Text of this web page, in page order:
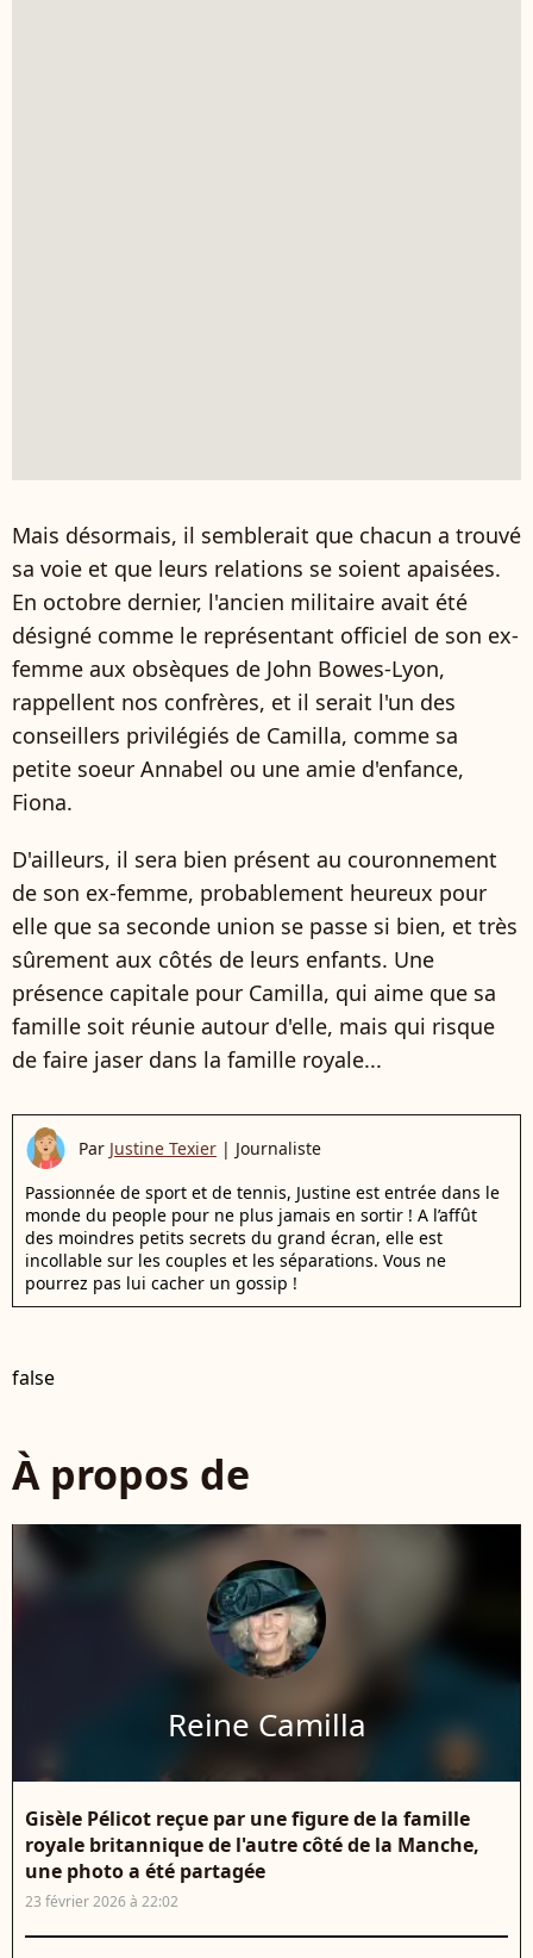
Mais désormais, il semblerait que chacun a trouvé
sa voie et que leurs relations se soient apaisées.
En octobre dernier, l'ancien militaire avait été
désigné comme le représentant officiel de son ex-
femme aux obsèques de John Bowes-Lyon,
rappellent nos confrères, et il serait l'un des
conseillers privilégiés de Camilla, comme sa
petite soeur Annabel ou une amie d'enfance,
Fiona.
D'ailleurs, il sera bien présent au couronnement
de son ex-femme, probablement heureux pour
elle que sa seconde union se passe si bien, et très
sûrement aux côtés de leurs enfants. Une
présence capitale pour Camilla, qui aime que sa
famille soit réunie autour d'elle, mais qui risque
de faire jaser dans la famille royale...
Par Justine Texier | Journaliste
Passionnée de sport et de tennis, Justine est entrée dans le
monde du people pour ne plus jamais en sortir ! A l’affût
des moindres petits secrets du grand écran, elle est
incollable sur les couples et les séparations. Vous ne
pourrez pas lui cacher un gossip !
false
À propos de
Reine Camilla
Gisèle Pélicot reçue par une figure de la famille
royale britannique de l'autre côté de la Manche,
une photo a été partagée
23 février 2026 à 22:02